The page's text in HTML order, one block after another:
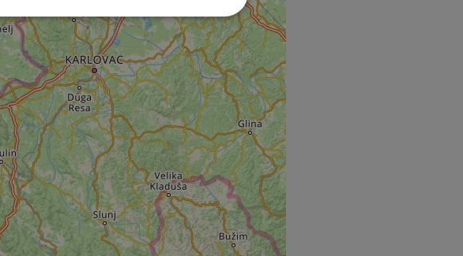
Funktionalität Unklassifizierte
Unklassifizierte
wie die Benutzeranmeldung und die
ordnungsgemäß verwendet werden.
with the Django web development
It is designed to help protect a site
type of software attack on web forms.